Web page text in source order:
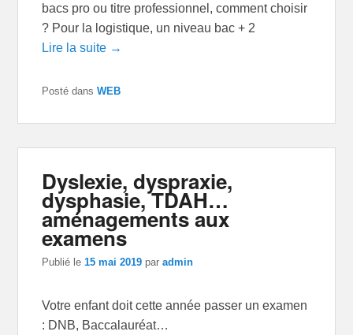
bacs pro ou titre professionnel, comment choisir
? Pour la logistique, un niveau bac + 2
Lire la suite →
Posté dans WEB
Dyslexie, dyspraxie,
dysphasie, TDAH…
aménagements aux
examens
Publié le15 mai 2019 paradmin
Votre enfant doit cette année passer un examen
: DNB, Baccalauréat…